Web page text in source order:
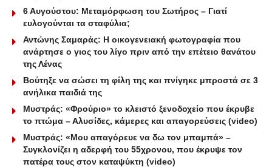
6 Αυγούστου: Μεταμόρφωση του Σωτήρος – Γιατί
ευλογούνται τα σταφύλια;
Αντώνης Σαμαράς: Η οικογενειακή φωτογραφία που
ανάρτησε ο γιος του λίγο πριν από την επέτειο θανάτου
της Λένας
Βούτηξε να σώσει τη φίλη της και πνίγηκε μπροστά σε 3
ανήλικα παιδιά της
Μυστράς: «Φρούριο» το κλειστό ξενοδοχείο που έκρυβε
το πτώμα – Αλυσίδες, κάμερες και απαγορεύσεις (video)
Μυστράς: «Μου απαγόρευε να δω τον μπαμπά» –
Συγκλονίζει η αδερφή του 55χρονου, που έκρυψε τον
πατέρα τους στον καταψύκτη (video)